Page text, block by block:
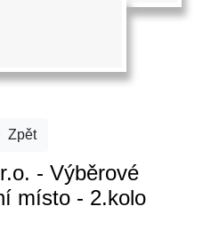
Zpět
- Výběrové
místo - 2.kolo